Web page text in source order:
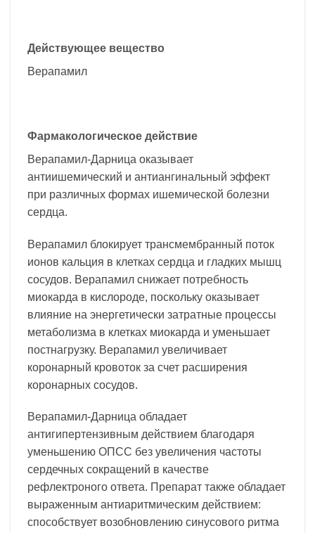
Действующее вещество
Верапамил
Фармакологическое действие
Верапамил-Дарница оказывает
антиишемический и антиангинальный эффект
при различных формах ишемической болезни
сердца.
Верапамил блокирует трансмембранный поток
ионов кальция в клетках сердца и гладких мышц
сосудов. Верапамил снижает потребность
миокарда в кислороде, поскольку оказывает
влияние на энергетически затратные процессы
метаболизма в клетках миокарда и уменьшает
постнагрузку. Верапамил увеличивает
коронарный кровоток за счет расширения
коронарных сосудов.
Верапамил-Дарница обладает
антигипертензивным действием благодаря
уменьшению ОПСС без увеличения частоты
сердечных сокращений в качестве
рефлектроного ответа. Препарат также обладает
выраженным антиаритмическим действием:
способствует возобновлению синусового ритма